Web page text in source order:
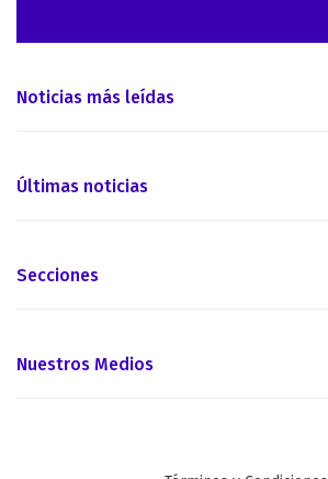
Noticias más leídas
Últimas noticias
Secciones
Nuestros Medios